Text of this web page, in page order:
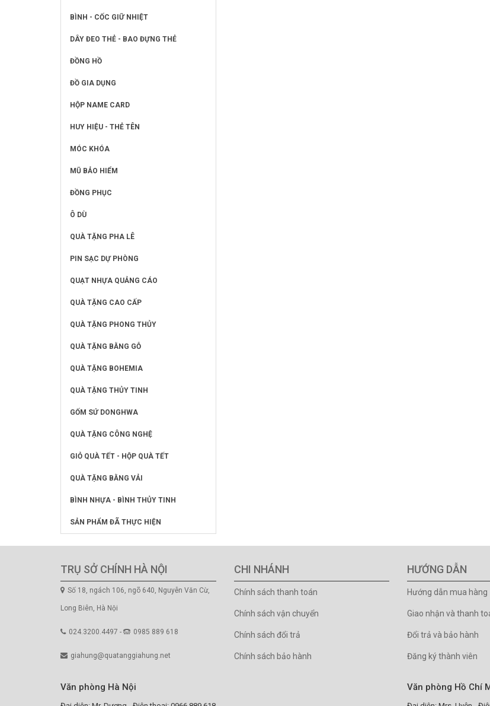
BÌNH - CỐC GIỮ NHIỆT
DÂY ĐEO THẺ - BAO ĐỰNG THẺ
ĐỒNG HỒ
ĐỒ GIA DỤNG
HỘP NAME CARD
HUY HIỆU - THẺ TÊN
MÓC KHÓA
MŨ BẢO HIỂM
ĐỒNG PHỤC
Ô DÙ
QUÀ TẶNG PHA LÊ
PIN SẠC DỰ PHÒNG
QUẠT NHỰA QUẢNG CÁO
QUÀ TẶNG CAO CẤP
QUÀ TẶNG PHONG THỦY
QUÀ TẶNG BẰNG GỖ
QUÀ TẶNG BOHEMIA
QUÀ TẶNG THỦY TINH
GỐM SỨ DONGHWA
QUÀ TẶNG CÔNG NGHỆ
GIỎ QUÀ TẾT - HỘP QUÀ TẾT
QUÀ TẶNG BẰNG VẢI
BÌNH NHỰA - BÌNH THỦY TINH
SẢN PHẨM ĐÃ THỰC HIỆN
TRỤ SỞ CHÍNH HÀ NỘI
Số 18, ngách 106, ngõ 640, Nguyễn Văn Cừ,
Long Biên, Hà Nội
024.3200.4497 - 0985 889 618
giahung@quatanggiahung.net
CHI NHÁNH
Chính sách thanh toán
Chính sách vận chuyển
Chính sách đổi trả
Chính sách bảo hành
HƯỚNG DẪN
Hướng dẫn mua hàng
Giao nhận và thanh
Đổi trả và bảo hành
Đăng ký thành viên
Văn phòng Hà Nội Văn phòng Hồ Chí